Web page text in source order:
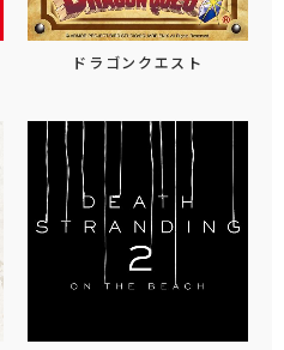
ドラゴンクエスト